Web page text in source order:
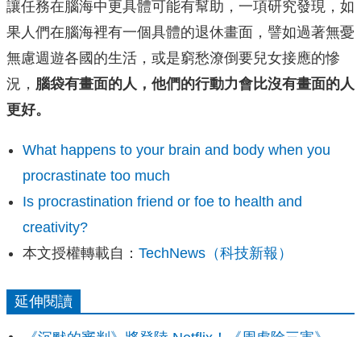
讓任務在腦海中更具體可能有幫助，一項研究發現，如
果人們在腦海裡有一個具體的退休畫面，譬如過著無憂
無慮週遊各國的生活，或是窮愁潦倒要兒女接應的慘
況， 腦袋有畫面的人，他們的行動力會比沒有畫面的人
更好。
What happens to your brain and body when you
procrastinate too much
Is procrastination friend or foe to health and
creativity?
本文授權轉載自： TechNews（科技新報）
延伸閱讀